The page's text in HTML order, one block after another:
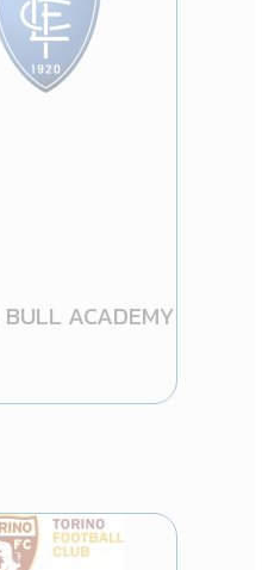
BULL ACADEMY